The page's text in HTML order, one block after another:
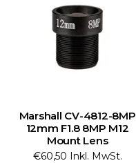
Marshall CV-4812-8MP
12mm F1.8 8MP M12
Mount Lens
€60,50 Inkl. MwSt.